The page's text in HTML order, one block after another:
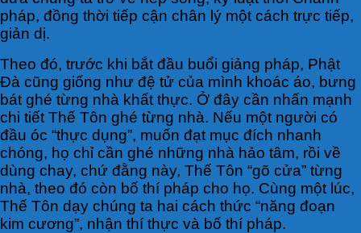
pháp, đồng thời tiếp cận chân lý một cách trực tiếp,
giản dị.
Theo đó, trước khi bắt đầu buổi giảng pháp, Phật
Đà cũng giống như đệ tử của mình khoác áo, bưng
bát ghé từng nhà khất thực. Ở đây cần nhấn mạnh
chi tiết Thế Tôn ghé từng nhà. Nếu một người có
đầu óc “thực dụng”, muốn đạt mục đích nhanh
chóng, họ chỉ cần ghé những nhà hảo tâm, rồi về
dùng chay, chứ đằng này, Thế Tôn “gõ cửa” từng
nhà, theo đó còn bố thí pháp cho họ. Cùng một lúc,
Thế Tôn dạy chúng ta hai cách thức “năng đoạn
kim cương”, nhận thí thực và bố thí pháp.